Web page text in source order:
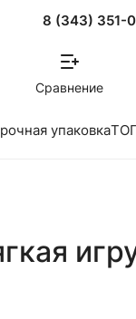
8 (343) 351-
Сравнение
упаковка